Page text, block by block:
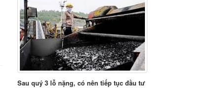
Sau quý 3 lỗ nặng, có nên tiếp tục đầu tư